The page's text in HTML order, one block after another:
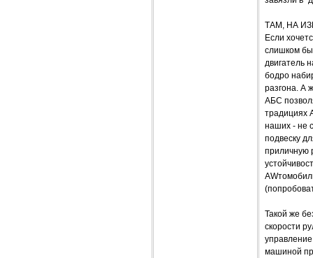
ТАМ, НА
Если
слишком
двигатель
бодро
разгона. А
АБС
традициях
наших - не
подвеску
приличную
Такой же
скорости
машиной